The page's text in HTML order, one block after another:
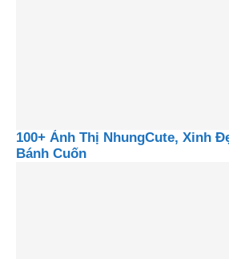
100+ Ảnh Thị NhungCute, Xinh
Bánh Cuốn